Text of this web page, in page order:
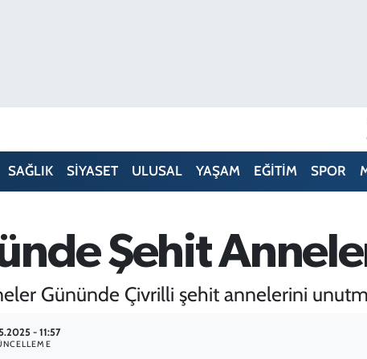
SAĞLIK SİYASET ULUSAL YAŞAM EĞİTİM SPOR
Şehit
Gününde Çivrilli şehit annelerini
- 11:57